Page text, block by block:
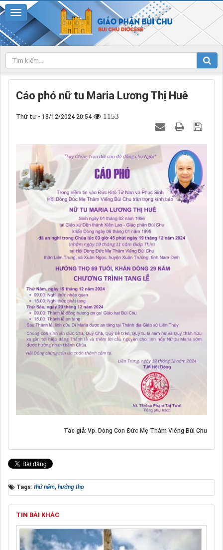
Cáo phó nữ tu Maria Lương Thị Huê
Thứ tư - 18/12/2024 20:54 1153
Tác giả: Vp. Dòng Con Đức Mẹ Thăm Viếng Bùi Chu
Tags: thứ năm, hưởng thọ
TIN BÀI KHÁC